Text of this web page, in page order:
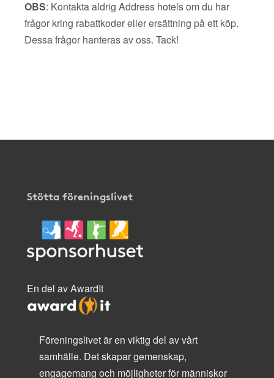
OBS: Kontakta aldrig Address hotels om du har
frågor kring rabattkoder eller ersättning på ett köp.
Dessa frågor hanteras av oss. Tack!
Stötta föreningslivet
En del av AwardIt
Föreningslivet är en viktig del av vårt
samhälle. Det skapar gemenskap,
engagemang och möjligheter för människor